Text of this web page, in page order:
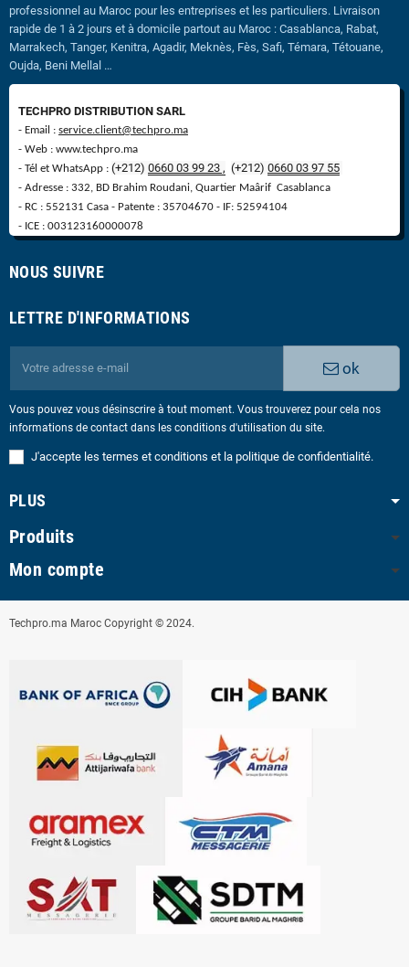
professionnel au Maroc pour les entreprises et les particuliers. Livraison
rapide de 1 à 2 jours et à domicile partout au Maroc : Casablanca, Rabat,
Marrakech, Tanger, Kenitra, Agadir, Meknès, Fès, Safi, Témara, Tétouane,
Oujda, Beni Mellal …
TECHPRO DISTRIBUTION SARL
- Email : service.client@techpro.ma
- Web : www.techpro.ma
- Tél et WhatsApp : (+212) 0660 03 99 23 , (+212) 0660 03 97 55
- Adresse : 332, BD Brahim Roudani, Quartier Maârif Casablanca
- RC : 552131 Casa - Patente : 35704670 - IF: 52594104
- ICE : 003123160000078
NOUS SUIVRE
LETTRE D'INFORMATIONS
ok
Vous pouvez vous désinscrire à tout moment. Vous trouverez pour cela nos
informations de contact dans les conditions d'utilisation du site.
J'accepte les termes et conditions et la politique de confidentialité.
PLUS
Produits
Mon compte
Techpro.ma Maroc Copyright © 2024.